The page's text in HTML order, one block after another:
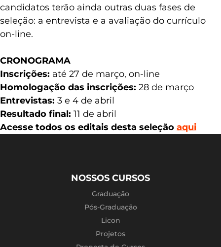
candidatos terão ainda outras duas fases de
seleção: a entrevista e a avaliação do currículo
on-line.
CRONOGRAMA
Inscrições: até 27 de março, on-line
Homologação das inscrições: 28 de março
Entrevistas: 3 e 4 de abril
Resultado final: 11 de abril
Acesse todos os editais desta seleção aqui
NOSSOS CURSOS
Graduação
Pós-Graduação
Licon
Projetos